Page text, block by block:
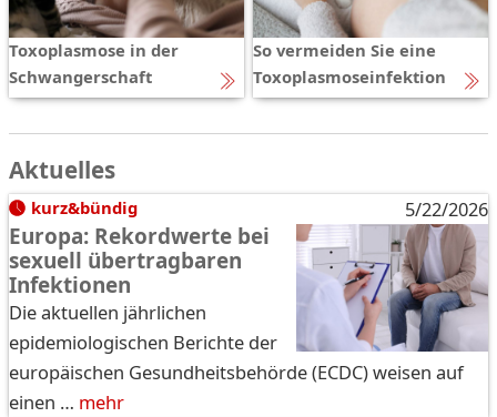
Toxoplasmose in der
Schwangerschaft
So vermeiden Sie eine
Toxoplasmoseinfektion
Aktuelles
kurz&bündig 5/22/2026
Europa: Rekordwerte bei
sexuell übertragbaren
Infektionen
Die aktuellen jährlichen
epidemiologischen Berichte der
europäischen Gesundheitsbehörde (ECDC) weisen auf
einen … mehr